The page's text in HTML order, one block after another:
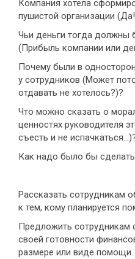
Компания хотела
пушистой организации
Чьи деньги тогда должны
(Прибыль компании или
Почему были в
у сотрудников (Может
отдавать не хотелось?)?
Что можно сказать о
ценностях руководителя
съесть и не
Как надо было бы
Рассказать сотрудникам
к тем, кому планируется
Предложить сотрудникам
своей готовности
размере или виде помощи.